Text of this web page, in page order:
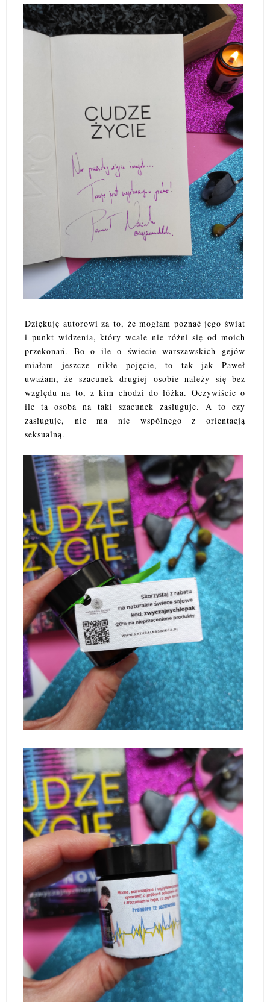
Dziękuję autorowi za to, że mogłam poznać jego świat
i punkt widzenia, który wcale nie różni się od moich
przekonań. Bo o ile o świecie warszawskich gejów
miałam jeszcze nikłe pojęcie, to tak jak Paweł
uważam, że szacunek drugiej osobie należy się bez
względu na to, z kim chodzi do łóżka. Oczywiście o
ile ta osoba na taki szacunek zasługuje. A to czy
zasługuje, nie ma nic wspólnego z orientacją
seksualną.